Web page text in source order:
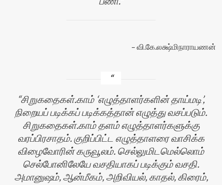
வி.கே.லக்ஷ்மிநாராயணன்
சிறுகதைகள்.காம் ‘எழுத்தாளர்களின் தாய்மடி’,
நிறையப் படிக்கப் படிக்கத்தான் எழுத்து வசப்படும்.
சிறுகதைகள்.காம் தளம் எழுத்தாளர்களுக்கு
வரப்பிரசாதம். குறிப்பிட்ட எழுத்தாளரை வாசிக்க
விழைவோரின் கருவூலம். செல்லுமிடமெல்லொம்
செல்போனிலேயே வசதியாகப் படிக்கும் வசதி.
அமானுஷம், ஆன்மீகம், அறிவியல், காதல், கிரைம்,